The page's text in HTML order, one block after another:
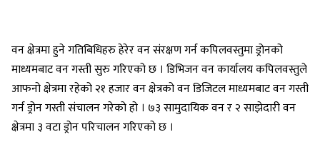
वन क्षेत्रमा हुने गतिबिधिहरु हेरेर वन संरक्षण गर्न कपिलवस्तुमा ड्रोनको
माध्यमबाट वन गस्ती सुरु गरिएको छ । डिभिजन वन कार्यालय कपिलवस्तुले
आफनो क्षेत्रमा रहेको २१ हजार वन क्षेत्रको वन डिजिटल माध्यमबाट वन गस्ती
गर्न ड्रोन गस्ती संचालन गरेको हो । ७३ सामुदायिक वन र २ साझेदारी वन
क्षेत्रमा ३ वटा ड्रोन परिचालन गरिएको छ ।